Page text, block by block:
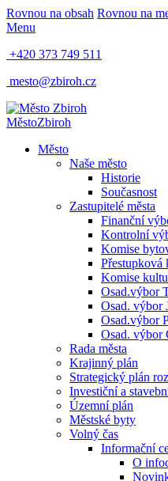
Rovnou na obsah Rovnou na
Menu
+420 373 749 511
mesto@zbiroh.cz
MěstoZbiroh
Město
Naše město
Historie
Současnost
Zastupitelé města
Finanční
Kontrolní
Komise
Přestupková
Komise
Osad.výbor
Osad. výbor
Osad.výbor
Osad. výbor
Rada města
Krajinný plán
Strategický plán
Investiční a
Územní plán
Městské byty
Volný čas
Informační
O